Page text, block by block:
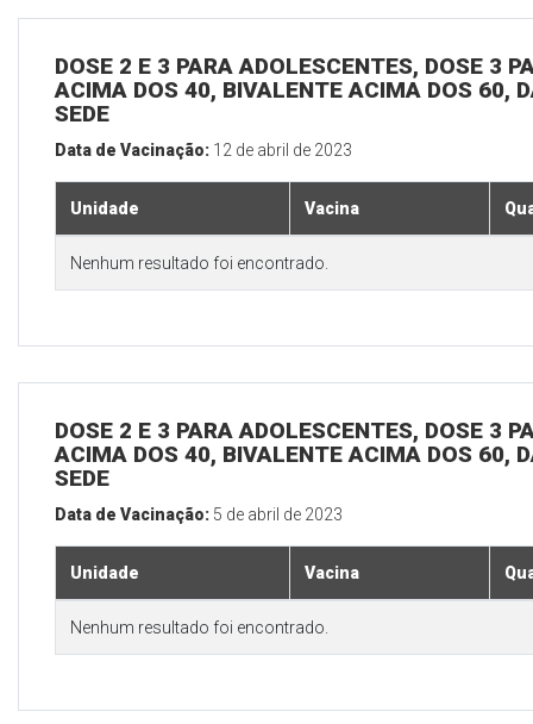
DOSE 2 E 3 PARA ADOLESCENTES, DOSE 3
ACIMA DOS 40, BIVALENTE ACIMA DOS 60,
SEDE
Data de Vacinação: 12 de abril de 2023
Unidade Vacina
Nenhum resultado foi encontrado.
DOSE 2 E 3 PARA ADOLESCENTES, DOSE 3
ACIMA DOS 40, BIVALENTE ACIMA DOS 60,
SEDE
Data de Vacinação: 5 de abril de 2023
Unidade Vacina
Nenhum resultado foi encontrado.